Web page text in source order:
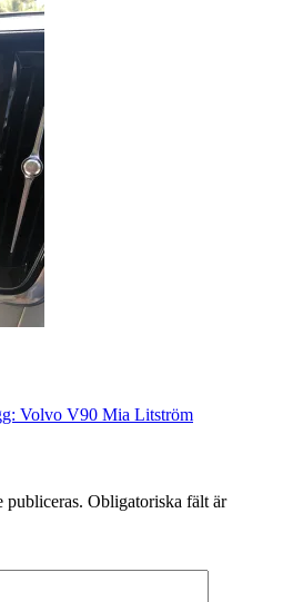
Volvo V90 Mia Litström
publiceras. Obligatoriska fält är